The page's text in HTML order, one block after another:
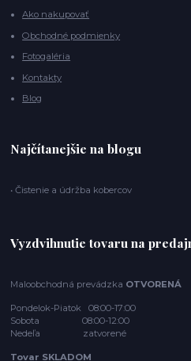
Ako nakupovať
Obchodné podmienky
Fotogaléria
Kontakty
Blog
Najčítanejšie na blogu
• Čistenie a údržba kobercov
Vyzdvihnutie tovaru na
Maloobchodná prevádzka OTVORENÁ
Pondelok-Piatok 08:00-17:00
Sobota 08:00-12:00
Nedeľa zatvorené
Tovar SKLADOM